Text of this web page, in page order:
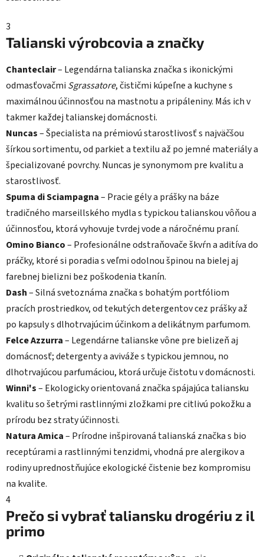
3
Talianski výrobcovia a značky
Chanteclair– Legendárna talianska značka s ikonickými
odmasťovačmi Sgrassatore, čističmi kúpeľne a kuchyne s
maximálnou účinnosťou na mastnotu a pripáleniny. Más ich v
takmer každej talianskej domácnosti.
Nuncas– Špecialista na prémiovú starostlivosť s najväčšou
šírkou sortimentu, od parkiet a textilu až po jemné materiály a
špecializované povrchy. Nuncas je synonymom pre kvalitu a
starostlivosť.
Spuma di Sciampagna– Pracie gély a prášky na báze
tradičného marseillského mydla s typickou talianskou vôňou a
účinnosťou, ktorá vyhovuje tvrdej vode a náročnému praní.
Omino Bianco– Profesionálne odstraňovače škvŕn a aditíva do
práčky, ktoré si poradia s veľmi odolnou špinou na bielej aj
farebnej bielizni bez poškodenia tkanín.
Dash– Silná svetoznáma značka s bohatým portfóliom
pracích prostriedkov, od tekutých detergentov cez prášky až
po kapsuly s dlhotrvajúcim účinkom a delikátnym parfumom.
Felce Azzurra– Legendárne talianske vône pre bielizeň aj
domácnosť; detergenty a aviváže s typickou jemnou, no
dlhotrvajúcou parfumáciou, ktorá určuje čistotu v domácnosti.
Winni's– Ekologicky orientovaná značka spájajúca taliansku
kvalitu so šetrými rastlinnými zložkami pre citlivú pokožku a
prírodu bez straty účinnosti.
Natura Amica– Prírodne inšpirovaná talianská značka s bio
receptúrami a rastlinnými tenzidmi, vhodná pre alergikov a
rodiny uprednostňujúce ekologické čistenie bez kompromisu
na kvalite.
4
Prečo si vybrať taliansku drogériu z il
primo